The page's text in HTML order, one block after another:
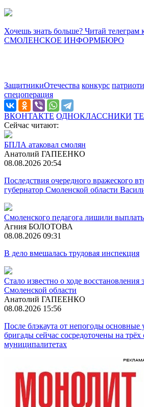
Хочешь знать больше? Читай телеграм
СМОЛЕНСКОЕ ИНФОРМБЮРО
ЗащитникиОтечества конкурс
спецоперация
ВКОНТАКТЕ ОДНОКЛАССНИКИ
Сейчас читают:
БПЛА атаковал смолян
Анатолий ГАПЕЕНКО
08.08.2026 20:54
Последствия очередного вражеского
губернатор Смоленской области
Смоленского педагога лишили
Агния БОЛОТОВА
08.08.2026 09:31
В дело вмешалась трудовая инспекция
Стало известно о ходе восстановления
Смоленской области
Анатолий ГАПЕЕНКО
08.08.2026 15:56
После блэкаута от непогоды основные
бригады сейчас сосредоточены на
муниципалитетах